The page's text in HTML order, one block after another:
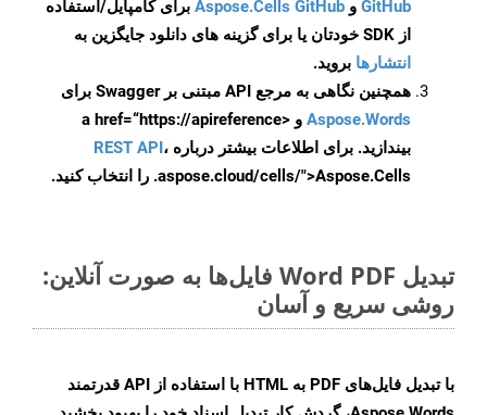
GitHub و Aspose.Cells GitHub برای کامپایل/استفاده
از SDK خودتان یا برای گزینه های دانلود جایگزین به
انتشارها بروید.
همچنین نگاهی به مرجع API مبتنی بر Swagger برای
Aspose.Words
و <a href=“https://apireference
بیندازید. برای اطلاعات بیشتر درباره REST API،
.aspose.cloud/cells/">Aspose.Cells را انتخاب کنید.
تبدیل Word PDF فایل‌ها به صورت آنلاین:
روشی سریع و آسان
با تبدیل فایل‌های PDF به HTML با استفاده از API قدرتمند